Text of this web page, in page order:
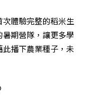
體驗完整的稻米生
期營隊，讓更多學
播下農業種子，未